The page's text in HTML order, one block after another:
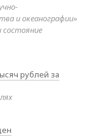
и океанографии»
состояние
рублей за